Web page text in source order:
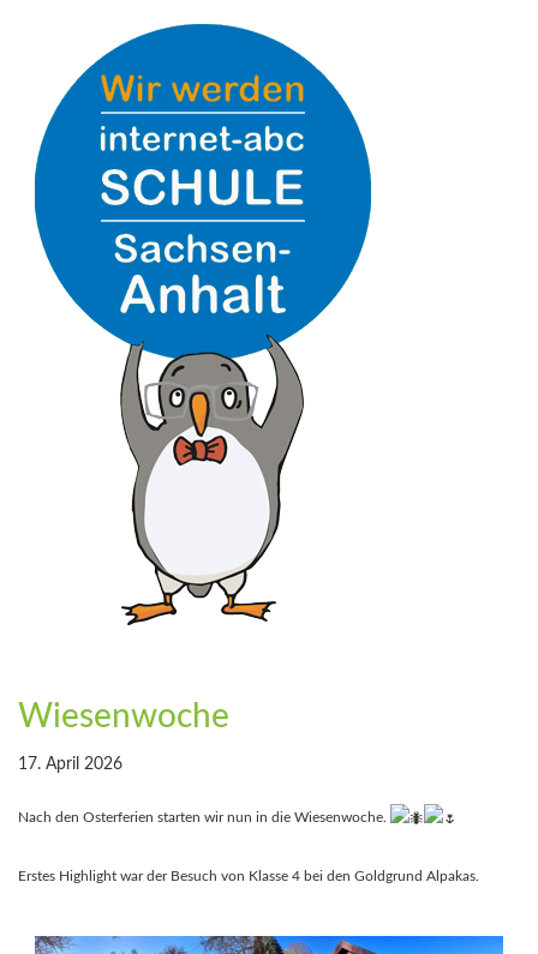
Wiesenwoche
17. April 2026
Nach den Osterferien starten wir nun in die Wiesenwoche.
Erstes Highlight war der Besuch von Klasse 4 bei den Goldgrund Alpakas.